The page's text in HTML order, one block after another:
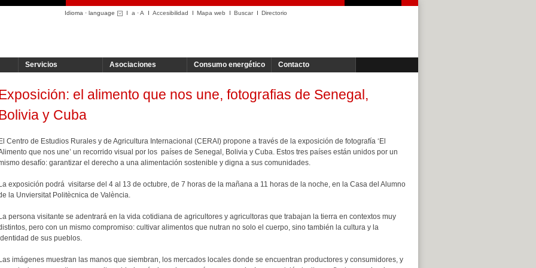
Idioma · language a ·A Accesibilidad Mapa web Buscar Directorio
Servicios Asociaciones Consumo energético Contacto
el alimento que nos une, fotografias de Senegal,
y Cuba
El Centro de Estudios Rurales y de Agricultura Internacional (CERAI) propone a través de la exposición de fotografía ‘El
que nos une’ un recorrido visual por los países de Senegal, Bolivia y Cuba. Estos tres países están unidos por un
desafío: garantizar el derecho a una alimentación sostenible y digna a sus comunidades.
La exposición podrá visitarse del 4 al 13 de octubre, de 7 horas de la mañana a 11 horas de la noche, en la Casa del Alumno
la Unviersitat Politècnica de València.
La persona visitante se adentrará en la vida cotidiana de agricultores y agricultoras que trabajan la tierra en contextos muy
pero con un mismo compromiso: cultivar alimentos que nutran no solo el cuerpo, sino también la cultura y la
de sus pueblos.
Las imágenes muestran las manos que siembran, los mercados locales donde se encuentran productores y consumidores, y